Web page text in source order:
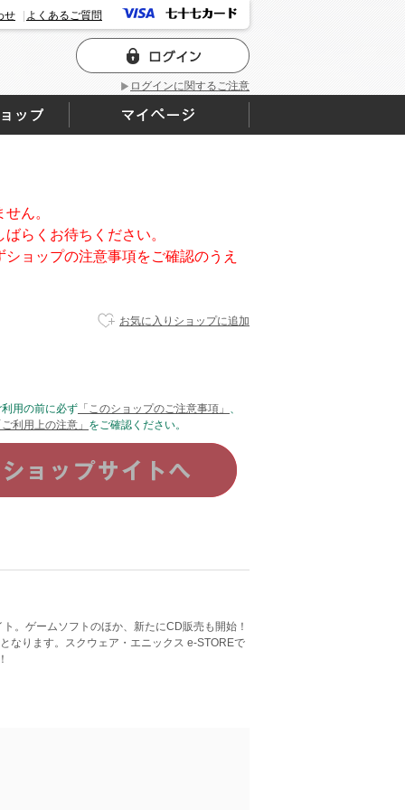
ログインに関するご注意
せ よくあるご質問
ん。
らくお待ちください。
ョップの注意事項をご確認のうえ
お気に入りショップに追加
利用の前に必ず 「このショップのご注意事項」 、
ご利用上の注意」 をご確認ください。
。ゲームソフトのほか、新たにCD販売も開始！
なります。スクウェア・エニックス e-STOREで